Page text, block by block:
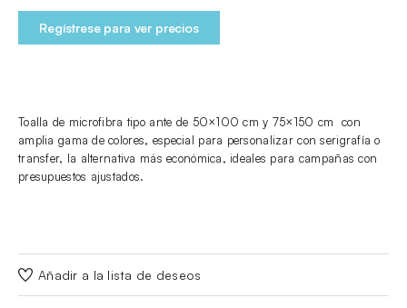
Regístrese para ver precios
Toalla de microfibra tipo ante de 50×100 cm y 75×150 cm con
amplia gama de colores, especial para personalizar con serigrafía o
transfer, la alternativa más económica, ideales para campañas con
presupuestos ajustados.
Añadir a la lista de deseos